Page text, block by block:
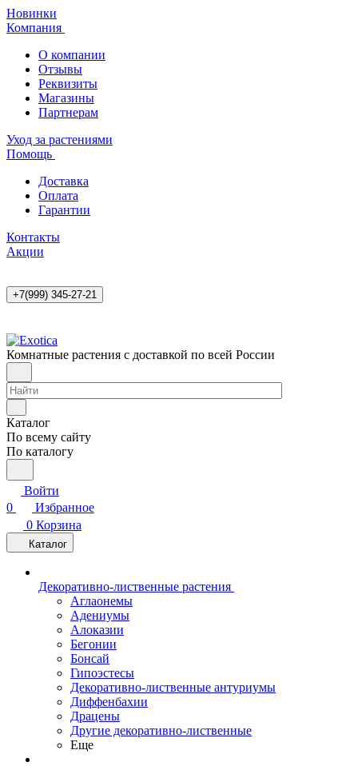
Новинки
Компания
О компании
Отзывы
Реквизиты
Магазины
Партнерам
Уход за растениями
Помощь
Доставка
Оплата
Гарантии
Контакты
Акции
+7(999) 345-27-21
Комнатные растения с доставкой по всей России
Каталог
По всему сайту
По каталогу
Войти
0
Избранное
0 Корзина
Каталог
Декоративно-лиственные растения
Аглаонемы
Адениумы
Алоказии
Бегонии
Бонсай
Гипоэстесы
Декоративно-лиственные антуриумы
Диффенбахии
Драцены
Другие декоративно-лиственные
Еще